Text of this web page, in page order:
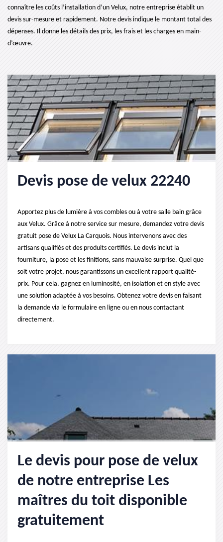
connaître les coûts l’installation d’un Velux, notre entreprise établit un
devis sur-mesure et rapidement. Notre devis indique le montant total des
dépenses. Il donne les détails des prix, les frais et les charges en main-
d’œuvre.
Devis pose de velux 22240
Apportez plus de lumière à vos combles ou à votre salle bain grâce
aux Velux. Grâce à notre service sur mesure, demandez votre devis
gratuit pose de Velux La Carquois. Nous intervenons avec des
artisans qualifiés et des produits certifiés. Le devis inclut la
fourniture, la pose et les finitions, sans mauvaise surprise. Quel que
soit votre projet, nous garantissons un excellent rapport qualité-
prix. Pour cela, gagnez en luminosité, en isolation et en style avec
une solution adaptée à vos besoins. Obtenez votre devis en faisant
la demande via le formulaire en ligne ou en nous contactant
directement.
Le devis pour pose de velux
de notre entreprise Les
maîtres du toit disponible
gratuitement